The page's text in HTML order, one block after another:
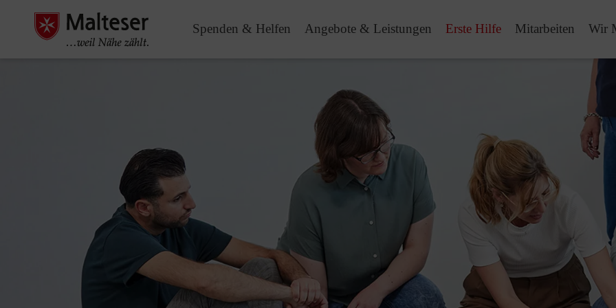
Spenden & Helfen Angebote & Leistungen Erste Hilfe Mitarbeiten Wir